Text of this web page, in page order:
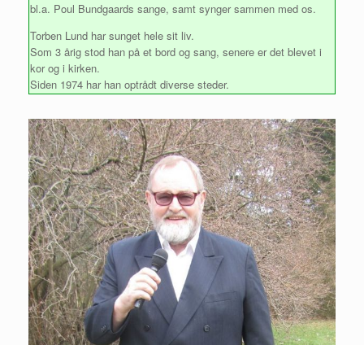
bl.a. Poul Bundgaards sange, samt synger sammen med os.
Torben Lund har sunget hele sit liv.
Som 3 årig stod han på et bord og sang, senere er det blevet i
kor og i kirken.
Siden 1974 har han optrådt diverse steder.